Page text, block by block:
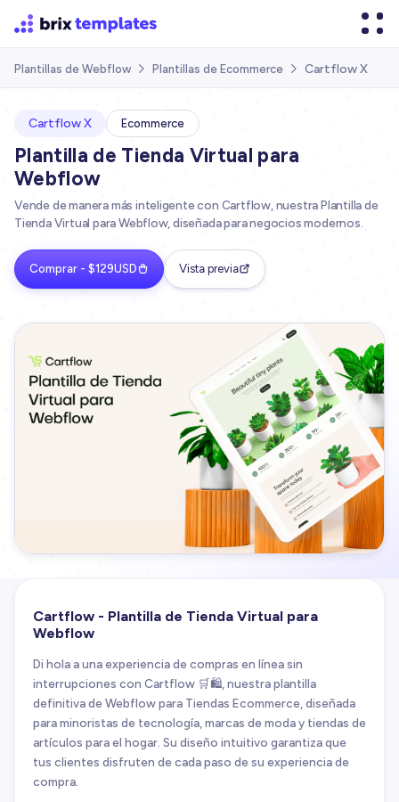
Plantillas de Webflow  Plantillas de Ecommerce  Cartflow X
Cartflow X Ecommerce
Plantilla de Tienda Virtual para
Webflow
Vende de manera más inteligente con Cartflow, nuestra Plantilla de
Tienda Virtual para Webflow, diseñada para negocios modernos.
Comprar - $129USD Vista previa
Cartflow - Plantilla de Tienda Virtual para
Webflow
Di hola a una experiencia de compras en línea sin
interrupciones con Cartflow 🛒🛍️, nuestra plantilla
definitiva de Webflow para Tiendas Ecommerce, diseñada
para minoristas de tecnología, marcas de moda y tiendas de
artículos para el hogar. Su diseño intuitivo garantiza que
tus clientes disfruten de cada paso de su experiencia de
compra.